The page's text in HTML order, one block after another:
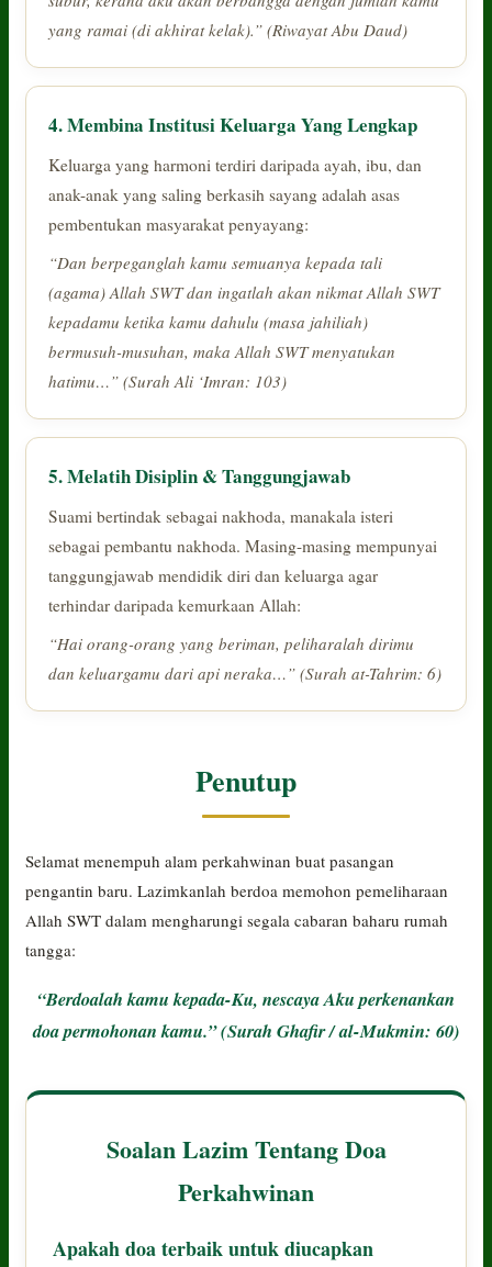
yang ramai (di akhirat kelak).” (Riwayat Abu Daud)
4. Membina Institusi Keluarga Yang Lengkap
Keluarga yang harmoni terdiri daripada ayah, ibu, dan
anak-anak yang saling berkasih sayang adalah asas
pembentukan masyarakat penyayang:
“Dan berpeganglah kamu semuanya kepada tali
(agama) Allah SWT dan ingatlah akan nikmat Allah SWT
kepadamu ketika kamu dahulu (masa jahiliah)
bermusuh-musuhan, maka Allah SWT menyatukan
hatimu…” (Surah Ali ‘Imran: 103)
5. Melatih Disiplin & Tanggungjawab
Suami bertindak sebagai nakhoda, manakala isteri
sebagai pembantu nakhoda. Masing-masing mempunyai
tanggungjawab mendidik diri dan keluarga agar
terhindar daripada kemurkaan Allah:
“Hai orang-orang yang beriman, peliharalah dirimu
dan keluargamu dari api neraka…” (Surah at-Tahrim: 6)
Penutup
Selamat menempuh alam perkahwinan buat pasangan
pengantin baru. Lazimkanlah berdoa memohon pemeliharaan
Allah SWT dalam mengharungi segala cabaran baharu rumah
tangga:
“Berdoalah kamu kepada-Ku, nescaya Aku perkenankan
doa permohonan kamu.” (Surah Ghafir / al-Mukmin: 60)
Soalan Lazim Tentang Doa
Perkahwinan
Apakah doa terbaik untuk diucapkan